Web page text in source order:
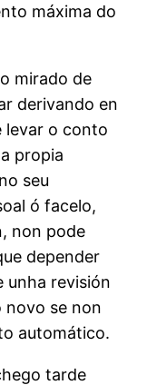
máxima do
mirado de
derivando en
levar o conto
propia
seu
ó facelo,
non pode
depender
unha revisión
se non
automático.
tarde